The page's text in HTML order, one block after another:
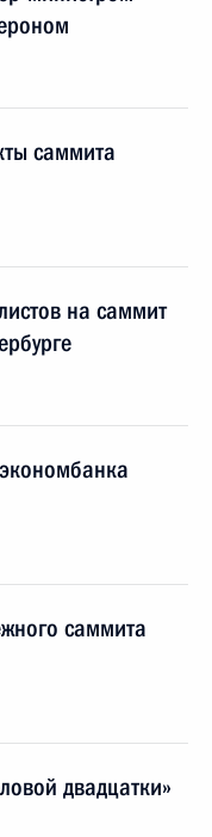
саммита
на саммит
саммита
двадцатки»